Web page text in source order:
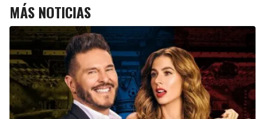
MÁS NOTICIAS